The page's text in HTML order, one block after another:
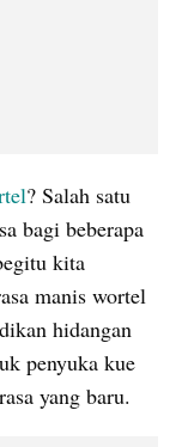
bagi beberapa
kita
manis wortel
hidangan
penyuka kue
yang baru.